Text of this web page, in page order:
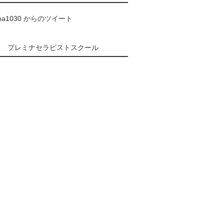
からのツイート
プレミナセラピストスクール